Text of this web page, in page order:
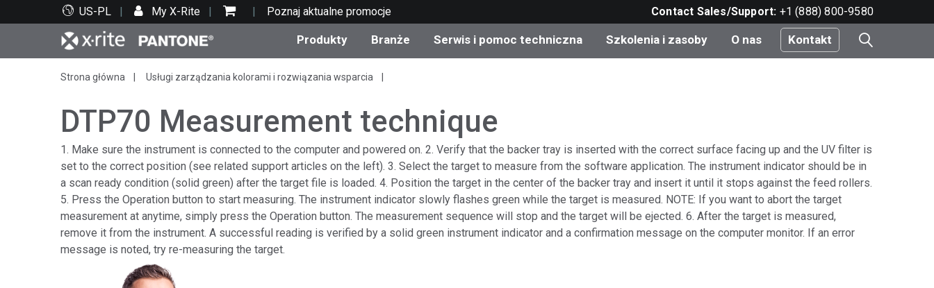
US-PL My X-Rite Poznaj aktualne promocje Contact Sales/Support: +1 (888) 800-9580
Produkty
Top produkty Kategorie produktów
aktualizacje
Aktualne promocje
Sklep internetowy
Branże
Druk i opakowania
Motoryzacja
Farby i powłoki
Tekstylia
Produkty konsumenckie
Food Color Measurement
Serwis i pomoc techniczna
Wsparcie techniczne Serwis i utrzymanie
Szkolenia i zasoby
Zasoby edukacyjne Szkolenie
Brand Experience Center
Najpopularniejsze pliki do
pobrania
Inne zasoby
O nas Kontakt
Strona główna Usługi zarządzania kolorami i rozwiązania wsparcia
DTP70 Measurement technique
1. Make sure the instrument is connected to the computer and powered on. 2. Verify that the backer tray is inserted with the correct surface facing up and the UV filter is
set to the correct position (see related support articles on the left). 3. Select the target to measure from the software application. The instrument indicator should be in
a scan ready condition (solid green) after the target file is loaded. 4. Position the target in the center of the backer tray and insert it until it stops against the feed rollers.
5. Press the Operation button to start measuring. The instrument indicator slowly flashes green while the target is measured. NOTE: If you want to abort the target
measurement at anytime, simply press the Operation button. The measurement sequence will stop and the target will be ejected. 6. After the target is measured,
remove it from the instrument. A successful reading is verified by a solid green instrument indicator and a confirmation message on the computer monitor. If an error
message is noted, try re-measuring the target.